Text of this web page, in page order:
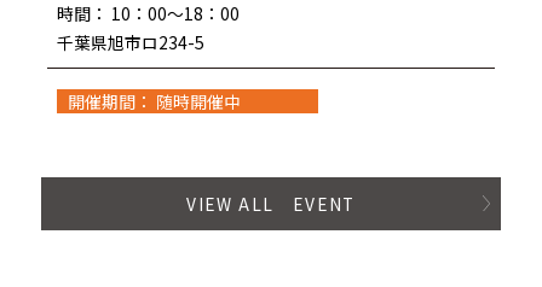
時間： 10：00～18：00
千葉県旭市ロ234-5
開催期間： 随時開催中
VIEW ALL EVENT